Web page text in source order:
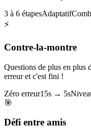
3 à 6 étapesAdaptatif
⚡
Contre-la-montre
Questions de plus en plus
erreur et c'est fini !
Zéro erreur15s → 5s
🎯
Défi entre amis